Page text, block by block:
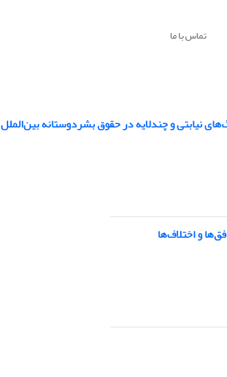
تماس با ما
نیابتی و چندلایه در حقوق بشردوستانه بین‌الملل
و اختلاف‌ها